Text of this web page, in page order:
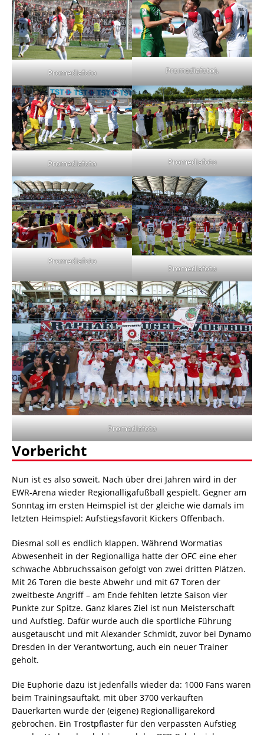
Promediafoto Promediafoto),
Promediafoto Promediafoto
Promediafoto
Promediafoto
Promediafoto
Vorbericht
Nun ist es also soweit. Nach über drei Jahren wird in der
EWR-Arena wieder Regionalligafußball gespielt. Gegner am
Sonntag im ersten Heimspiel ist der gleiche wie damals im
letzten Heimspiel: Aufstiegsfavorit Kickers Offenbach.
Diesmal soll es endlich klappen. Während Wormatias
Abwesenheit in der Regionalliga hatte der OFC eine eher
schwache Abbruchssaison gefolgt von zwei dritten Plätzen.
Mit 26 Toren die beste Abwehr und mit 67 Toren der
zweitbeste Angriff – am Ende fehlten letzte Saison vier
Punkte zur Spitze. Ganz klares Ziel ist nun Meisterschaft
und Aufstieg. Dafür wurde auch die sportliche Führung
ausgetauscht und mit Alexander Schmidt, zuvor bei Dynamo
Dresden in der Verantwortung, auch ein neuer Trainer
geholt.
Die Euphorie dazu ist jedenfalls wieder da: 1000 Fans waren
beim Trainingsauftakt, mit über 3700 verkauften
Dauerkarten wurde der (eigene) Regionalligarekord
gebrochen. Ein Trostpflaster für den verpassten Aufstieg